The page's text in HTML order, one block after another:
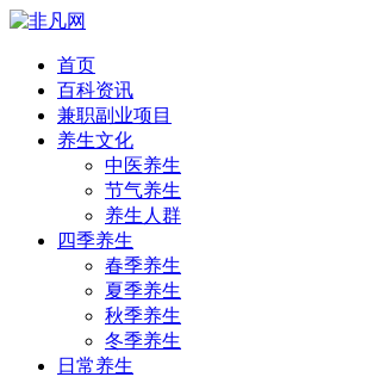
首页
百科资讯
兼职副业项目
养生文化
中医养生
节气养生
养生人群
四季养生
春季养生
夏季养生
秋季养生
冬季养生
日常养生